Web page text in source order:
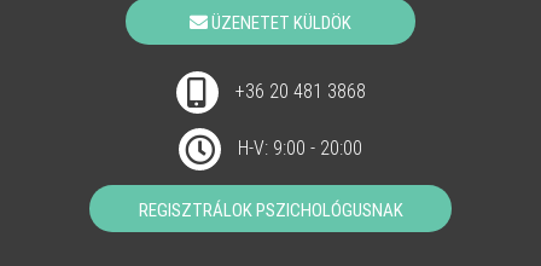
ÜZENETET KÜLDÖK
+36 20 481 3868
H-V: 9:00 - 20:00
REGISZTRÁLOK PSZICHOLÓGUSNAK